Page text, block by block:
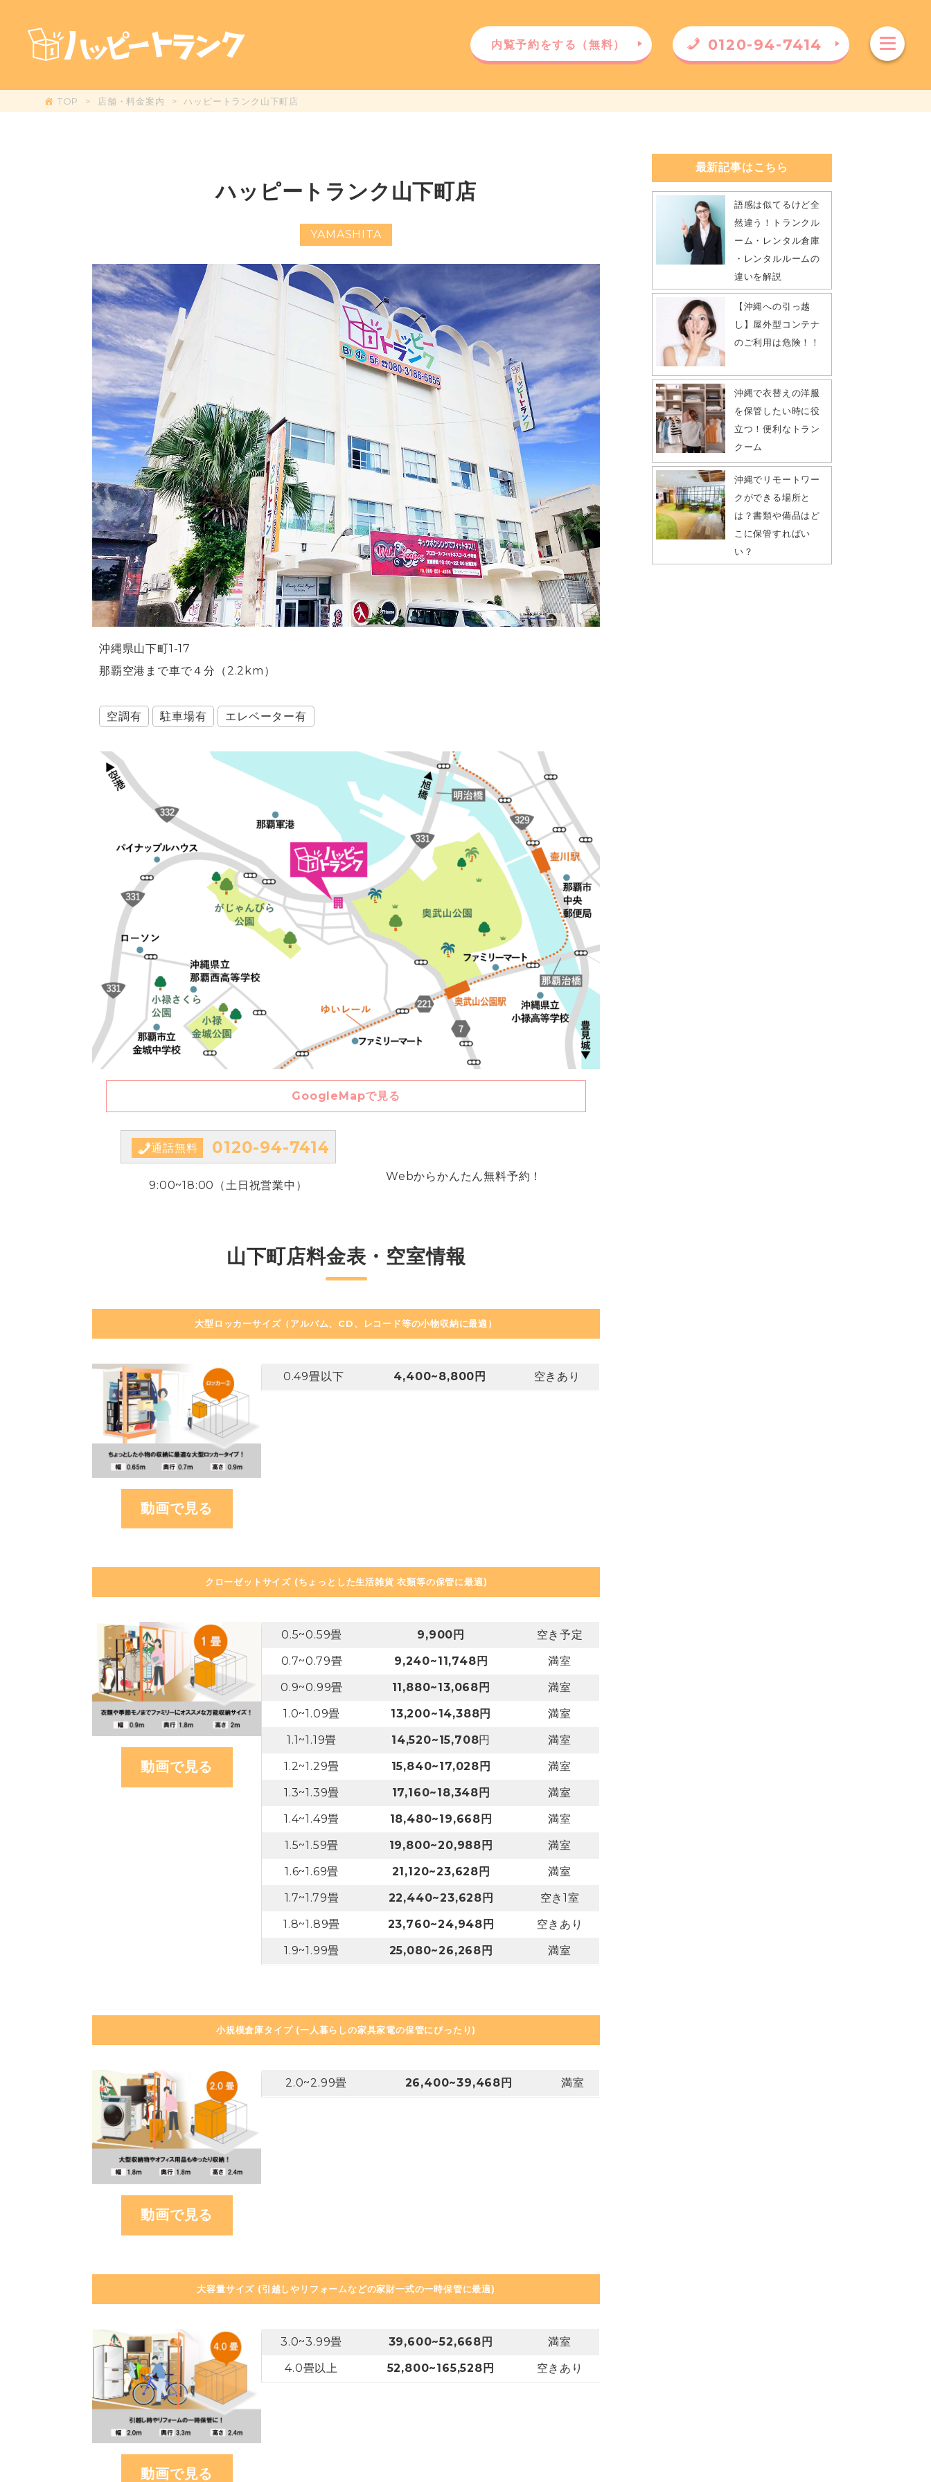
内覧予約をする （無料） 0120-94-7414
TOP 店舗・料金案内 ハッピートランク山下町店
ハッピートランク山下町店
YAMASHITA
沖縄県山下町1-17
那覇空港まで車で４分（2.2km）
空調有 駐車場有 エレベーター有
GoogleMapで見る
通話無料 0120-94-7414
9:00~18:00（土日祝営業中）
Webからかんたん無料予約！
山下町店料金表・空室情報
大型ロッカーサイズ（アルバム、CD、レコード等の小物収納に最適）
動画で見る
0.49畳以下 4,400~8,800円 空きあり
クローゼットサイズ (ちょっとした生活雑貨 衣類等の保管に最適)
動画で見る
0.5~0.59畳 9,900円
空き予定
0.7~0.79畳
9,240~11,748円
満室
0.9~0.99畳
11,880~13,068円
満室
1.0~1.09畳
13,200~14,388円
満室
1.1~1.19畳
14,520~15,708円
満室
1.2~1.29畳
15,840~17,028円
満室
1.3~1.39畳
17,160~18,348円
満室
1.4~1.49畳
18,480~19,668円
満室
1.5~1.59畳
19,800~20,988円
満室
1.6~1.69畳
21,120~23,628円
満室
1.7~1.79畳
22,440~23,628円
空き1室
1.8~1.89畳
23,760~24,948円
空きあり
1.9~1.99畳
25,080~26,268円 満室
小規模倉庫タイプ (一人暮らしの家具家電の保管にぴったり)
動画で見る
2.0~2.99畳 26,400~39,468円 満室
大容量サイズ (引越しやリフォームなどの家財一式の一時保管に最適)
動画で見る
3.0~3.99畳 39,600~52,668円
満室
4.0畳以上
52,800~165,528円 空きあり
最新記事はこちら
語感は似てるけど全
然違う！トランクル
ーム・レンタル倉庫
・レンタルルームの
違いを解説
【沖縄への引っ越
し】屋外型コンテナ
のご利用は危険！！
沖縄で衣替えの洋服
を保管したい時に役
立つ！便利なトラン
クーム
沖縄でリモートワー
クができる場所と
は？書類や備品はど
こに保管すればい
い？